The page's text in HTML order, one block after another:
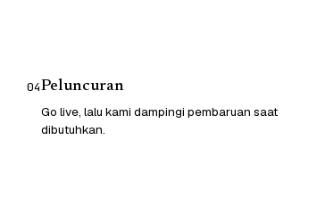
04Peluncuran
Go live, lalu kami dampingi pembaruan saat
dibutuhkan.